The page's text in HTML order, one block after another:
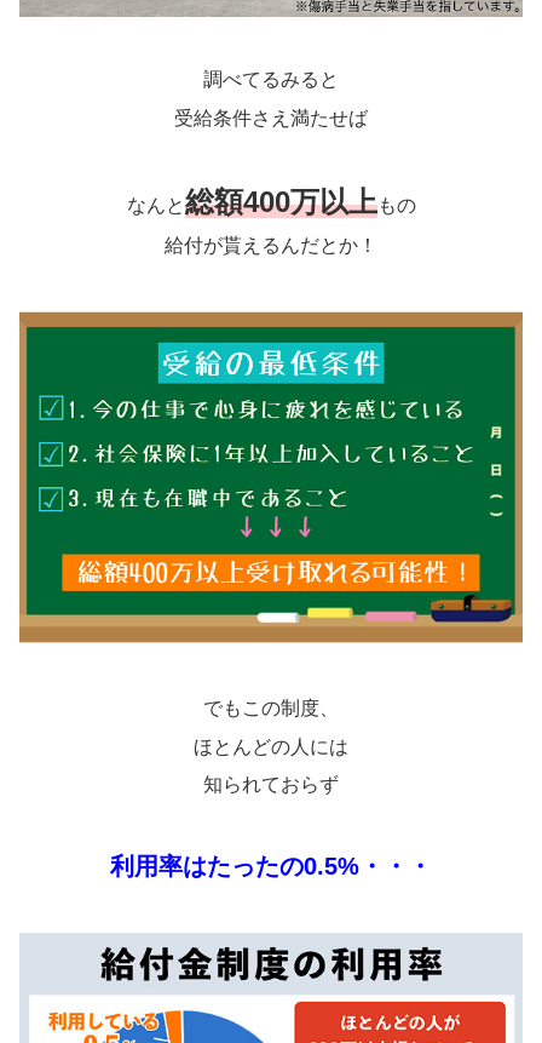
調べてるみると
受給条件さえ満たせば
なんと総額400万以上もの
給付が貰えるんだとか！
でもこの制度、
ほとんどの人には
知られておらず
利用率はたったの0.5%・・・